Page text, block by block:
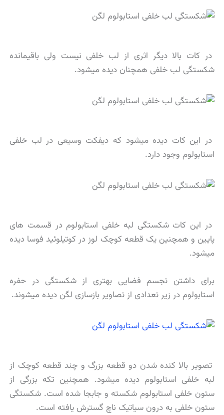
در کات بالا دیگر اثری از لب خلفی نیست ولی باقیمانده
شکستگی لب خلفی همچنان دیده میشود.
در این کات دیده میشود که دیفکت وسیعی در لب خلفی
استابولوم وجود دارد.
در این کات شکستگی لبه خلفی استابولوم در قسمت های
پایین و همچنین یک قطعه کوچک لوز در کوتیلوئید فوسا دیده
میشود.
برای داشتن تجسم فضایی بهتری از شکستگی در حفره
استابولوم در زیر تعدادی از تصاویر بازسازی لگن دیده میشوند.
تصویر بالا کنده شدن دو قطعه بزرگ و چند قطعه کوچک از
لبه خلفی استابولوم دیده میشود. همچنین تکه بزرگی از
ستون خلفی استابولوم شکسته و جابجا شده است. شکستگی
ستون خلفی به درون سیاتیک ناچ گسترش یافته است.